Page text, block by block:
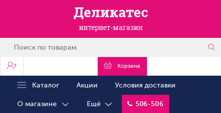
Деликатес
интернет-магазин
? Корзина
Каталог Акции Условия доставки
О магазине Ещё 506-506